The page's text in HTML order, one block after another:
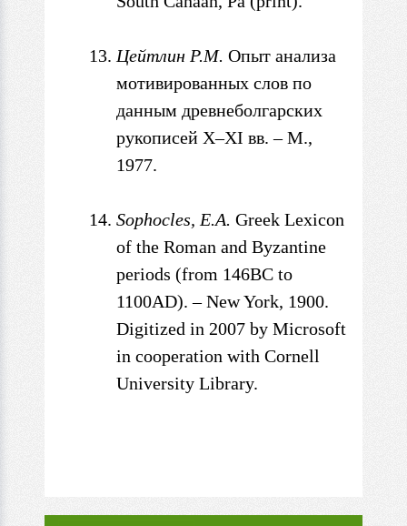
Цейтлин Р.М. Опыт анализа
мотивированных слов по
данным древнеболгарских
рукописей X–XI вв. –М.,
1977.
Sophocles, E.A. Greek Lexicon
of the Roman and Byzantine
periods (from 146BC to
1100AD). – NewYork, 1900.
Digitized in 2007 by Microsoft
in cooperation with Cornell
University Library.